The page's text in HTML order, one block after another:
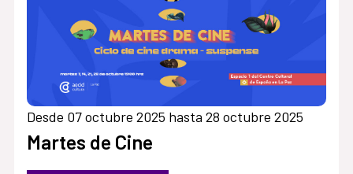
Desde 07 octubre 2025 hasta 28 octubre 2025
Martes de Cine